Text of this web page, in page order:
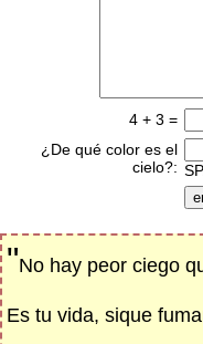
4 + 3 =
¿De qué color es el
cielo?:
"No hay peor ciego
Es tu vida, sique